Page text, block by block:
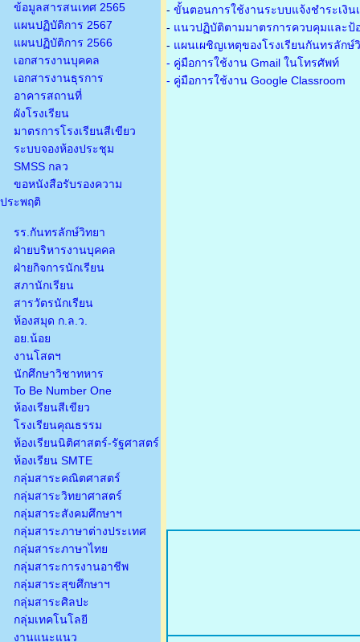
ข้อมูลสารสนเทศ 2565
แผนปฏิบัติการ 2567
แผนปฏิบัติการ 2566
เอกสารงานบุคคล
เอกสารงานธุรการ
อาคารสถานที่
ผังโรงเรียน
มาตรการโรงเรียนสีเขียว
ระบบจองห้องประชุม
SMSS กลว
ขอหนังสือรับรองความ
ประพฤติ
รร.กันทรลักษ์วิทยา
ฝ่ายบริหารงานบุคคล
ฝ่ายกิจการนักเรียน
สภานักเรียน
สารวัตรนักเรียน
ห้องสมุด ก.ล.ว.
อย.น้อย
งานโสตฯ
นักศึกษาวิชาทหาร
To Be Number One
ห้องเรียนสีเขียว
โรงเรียนคุณธรรม
ห้องเรียนนิติศาสตร์-รัฐศาสตร์
ห้องเรียน SMTE
กลุ่มสาระคณิตศาสตร์
กลุ่มสาระวิทยาศาสตร์
กลุ่มสาระสังคมศึกษาฯ
กลุ่มสาระภาษาต่างประเทศ
กลุ่มสาระภาษาไทย
กลุ่มสาระการงานอาชีพ
กลุ่มสาระสุขศึกษาฯ
กลุ่มสาระศิลปะ
กลุ่มเทคโนโลยี
งานแนะแนว
- ขั้นตอนการใช้งานระบบแจ้งชำระเงิน
- แนวปฏิบัติตามมาตรการควบคุมและป้
- แผนเผชิญเหตุของโรงเรียนกันทรลัก
- คู่มือการใช้งาน Gmail ในโทรศัพท์
- คู่มือการใช้งาน Google Classroom